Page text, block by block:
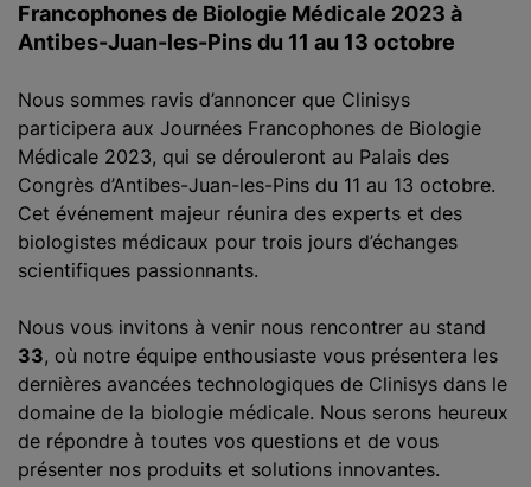
Francophones de Biologie Médicale 2023 à
Antibes-Juan-les-Pins du 11 au 13 octobre
Nous sommes ravis d’annoncer que Clinisys
participera aux Journées Francophones de Biologie
Médicale 2023, qui se dérouleront au Palais des
Congrès d’Antibes-Juan-les-Pins du 11 au 13 octobre.
Cet événement majeur réunira des experts et des
biologistes médicaux pour trois jours d’échanges
scientifiques passionnants.
Nous vous invitons à venir nous rencontrer au stand
33, où notre équipe enthousiaste vous présentera les
dernières avancées technologiques de Clinisys dans le
domaine de la biologie médicale. Nous serons heureux
de répondre à toutes vos questions et de vous
présenter nos produits et solutions innovantes.